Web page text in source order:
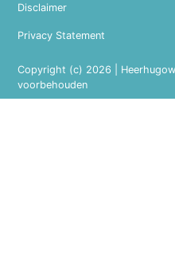
Copyright (c) 2026 |
voorbehouden
Disclaimer
Privacy Statement